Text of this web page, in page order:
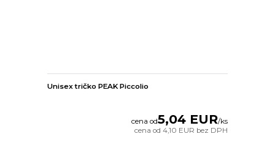
Unisex tričko PEAK Piccolio
cena od5,04 EUR/ks
cena od4,10 EUR bez DPH